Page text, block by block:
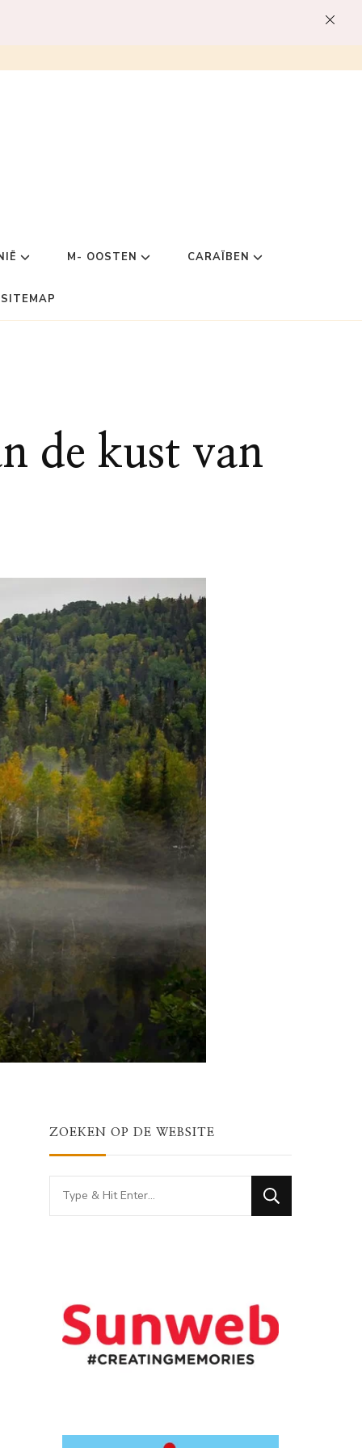
M- OOSTEN CARAÏBEN
SITEMAP
de kust van
ZOEKEN OP DE WEBSITE
Looking
for